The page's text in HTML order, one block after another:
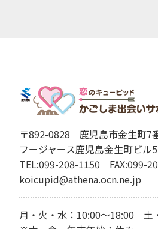
〒892-0828 鹿児島市金生町7
フージャース鹿児島金生町ビル
TEL:099-208-1150 FAX:099-
koicupid@athena.ocn.ne.jp
月・火・水：10:00～18:00 土